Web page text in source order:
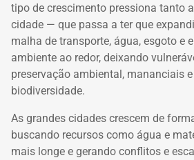
tipo de crescimento pressiona tanto
cidade — que passa a ter que
malha de transporte, água, esgoto e
ambiente ao redor, deixando
preservação ambiental, mananciais
biodiversidade.
As grandes cidades crescem de
buscando recursos como água e
mais longe e gerando conflitos e